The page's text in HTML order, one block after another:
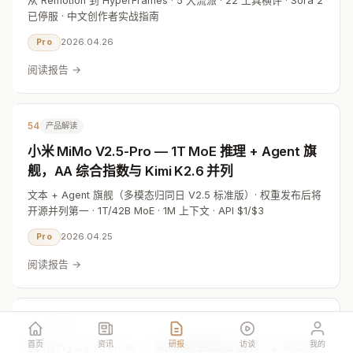
已停服 · 中文创作者实战指南
Pro 2026.04.26
阅读报告 →
54 产品解读
小米 MiMo V2.5-Pro — 1T MoE 推理 + Agent 旗
舰，AA 综合指数与 Kimi K2.6 并列
文本 + Agent 旗舰（多模态归同日 V2.5 标准版）· 权重发布后将
开源并列第一 · 1T/42B MoE · 1M 上下文 · API $1/$3
Pro 2026.04.25
阅读报告 →
55
腾讯 Hy3 preview — 姚顺雨重建后首作 · 295B 做
首页 资讯 研报 访谈 我的